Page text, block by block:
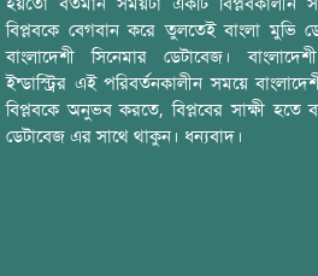
বিপ্লবকে বেগবান করে তুলতেই বাংলা মুভি
বাংলাদেশী সিনেমার ডেটাবেজ।
ইন্ডাস্ট্রির এই পরিবর্তনকালীন সময়ে
বিপ্লবকে অনুভব করতে, বিপ্লবের সাক্ষী হতে
ডেটাবেজ এর সাথে থাকুন। ধন্যবাদ।